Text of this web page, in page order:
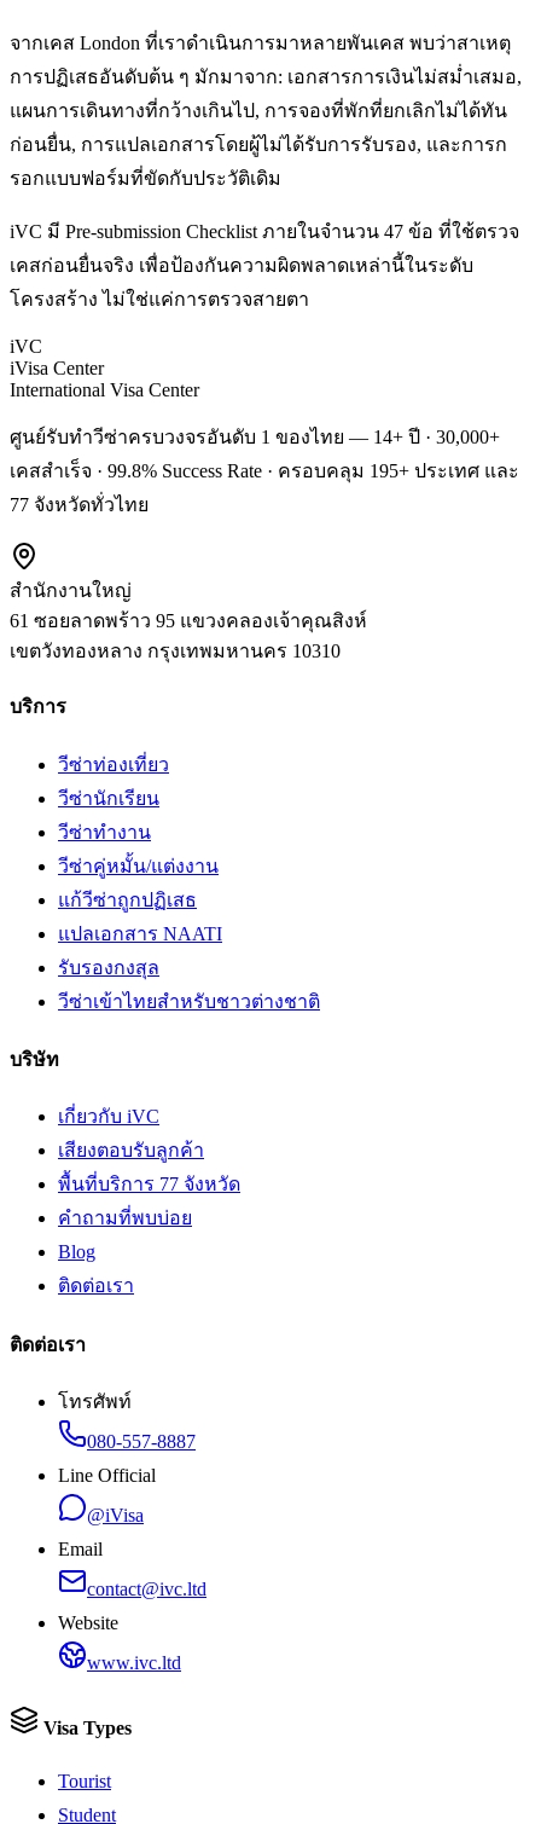
จากเคส London ที่เราดำเนินการมาหลายพันเคส พบว่าสาเหตุ
การปฏิเสธอันดับต้น ๆ มักมาจาก: เอกสารการเงินไม่สม่ำเสมอ,
แผนการเดินทางที่กว้างเกินไป, การจองที่พักที่ยกเลิกไม่ได้ทัน
ก่อนยื่น, การแปลเอกสารโดยผู้ไม่ได้รับการรับรอง, และการก
รอกแบบฟอร์มที่ขัดกับประวัติเดิม
iVC มี Pre-submission Checklist ภายในจำนวน 47 ข้อ ที่ใช้ตรวจ
เคสก่อนยื่นจริง เพื่อป้องกันความผิดพลาดเหล่านี้ในระดับ
โครงสร้าง ไม่ใช่แค่การตรวจสายตา
iVC
iVisa Center
International Visa Center
ศูนย์รับทำวีซ่าครบวงจรอันดับ 1 ของไทย — 14+ ปี · 30,000+
เคสสำเร็จ · 99.8% Success Rate · ครอบคลุม 195+ ประเทศ และ
77 จังหวัดทั่วไทย
สำนักงานใหญ่
61 ซอยลาดพร้าว 95 แขวงคลองเจ้าคุณสิงห์
เขตวังทองหลาง กรุงเทพมหานคร 10310
บริการ
วีซ่าท่องเที่ยว
วีซ่านักเรียน
วีซ่าทำงาน
วีซ่าคู่หมั้น/แต่งงาน
แก้วีซ่าถูกปฏิเสธ
แปลเอกสาร NAATI
รับรองกงสุล
วีซ่าเข้าไทยสำหรับชาวต่างชาติ
บริษัท
เกี่ยวกับ iVC
เสียงตอบรับลูกค้า
พื้นที่บริการ 77 จังหวัด
คำถามที่พบบ่อย
Blog
ติดต่อเรา
ติดต่อเรา
โทรศัพท์
080-557-8887
Line Official
@iVisa
Email
contact@ivc.ltd
Website
www.ivc.ltd
Visa Types
Tourist
Student